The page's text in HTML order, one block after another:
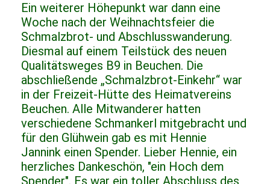
Ein weiterer Höhepunkt war dann eine
Woche nach der Weihnachtsfeier die
Schmalzbrot- und Abschlusswanderung.
Diesmal auf einem Teilstück des neuen
Qualitätsweges B9 in Beuchen. Die
abschließende „Schmalzbrot-Einkehr“ war
in der Freizeit-Hütte des Heimatvereins
Beuchen. Alle Mitwanderer hatten
verschiedene Schmankerl mitgebracht und
für den Glühwein gab es mit Hennie
Jannink einen Spender. Lieber Hennie, ein
herzliches Dankeschön, "ein Hoch dem
Spender". Es war ein toller Abschluss des